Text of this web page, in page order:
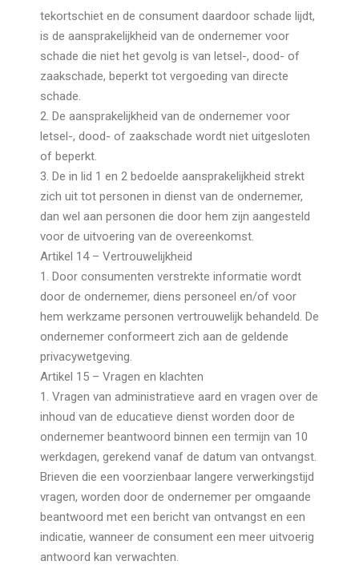
tekortschiet en de consument daardoor schade lijdt,
is de aansprakelijkheid van de ondernemer voor
schade die niet het gevolg is van letsel-, dood- of
zaakschade, beperkt tot vergoeding van directe
schade.
2. De aansprakelijkheid van de ondernemer voor
letsel-, dood- of zaakschade wordt niet uitgesloten
of beperkt.
3. De in lid 1 en 2 bedoelde aansprakelijkheid strekt
zich uit tot personen in dienst van de ondernemer,
dan wel aan personen die door hem zijn aangesteld
voor de uitvoering van de overeenkomst.
Artikel 14 – Vertrouwelijkheid
1. Door consumenten verstrekte informatie wordt
door de ondernemer, diens personeel en/of voor
hem werkzame personen vertrouwelijk behandeld. De
ondernemer conformeert zich aan de geldende
privacywetgeving.
Artikel 15 – Vragen en klachten
1. Vragen van administratieve aard en vragen over de
inhoud van de educatieve dienst worden door de
ondernemer beantwoord binnen een termijn van 10
werkdagen, gerekend vanaf de datum van ontvangst.
Brieven die een voorzienbaar langere verwerkingstijd
vragen, worden door de ondernemer per omgaande
beantwoord met een bericht van ontvangst en een
indicatie, wanneer de consument een meer uitvoerig
antwoord kan verwachten.